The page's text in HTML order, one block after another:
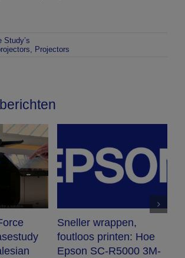
Study’s
Projectors
Sneller wrappen,
foutloos printen: Hoe
Epson SC-R5000 3M-